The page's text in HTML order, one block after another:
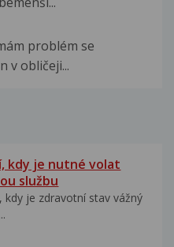
problém se
v obličeji...
kdy je nutné volat
službu
kdy je zdravotní stav vážný